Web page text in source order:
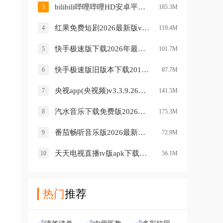
3 bilibili哔哩哔哩HD安卓平板客户端v2.5.1 最新版 185.3M
4 红果免费短剧2026最新版v7.2.9.32 安卓版 119.4M
5 快手极速版下载2026年最新版免费安装v14.6.20.11685 安卓版 101.7M
6 快手极速版旧版本下载2019v13.11.10.10928 老版本 87.7M
7 央视app(央视频)v3.3.9.26709 官方版 141.5M
8 汽水音乐下载免费版2026版v20.1.0 安卓版 175.3M
9 番茄畅听音乐版2026最新版v5.7.0.32 官方正版 72.9M
10 天天电视直播tv版apk下载v5.3.4 安卓版 56.1M
热门推荐